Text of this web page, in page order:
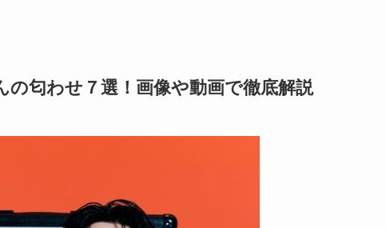
の匂わせ７選！画像や動画で徹底解説